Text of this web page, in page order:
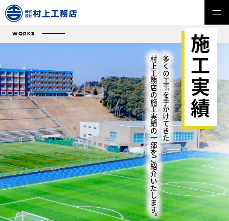
WORKS
多くの工事を手がけてきた
村上工務店の施工実績の一部をご紹介いたします。 施工実績